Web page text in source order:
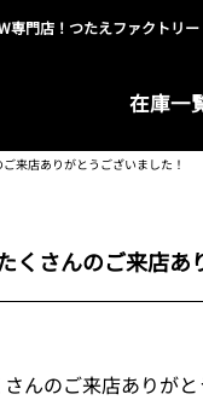
専門店！つたえファクトリー
在庫一
来店ありがとうございました！
さんのご来店あ
んのご来店ありがと